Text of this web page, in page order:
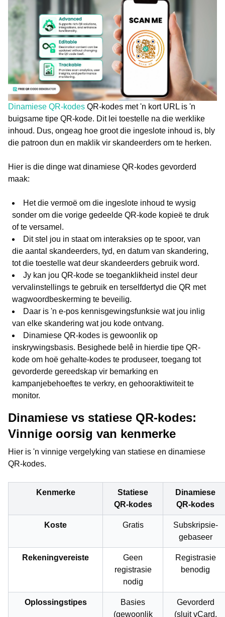
Dinamiese QR-kodes QR-kodes met 'n kort URL is 'n
buigsame tipe QR-kode. Dit lei toestelle na die werklike
inhoud. Dus, ongeag hoe groot die ingeslote inhoud is, bly
die patroon dun en maklik vir skandeerders om te herken.
Hier is die dinge wat dinamiese QR-kodes gevorderd
maak:
Het die vermoë om die ingeslote inhoud te wysig
sonder om die vorige gedeelde QR-kode kopieë te druk
of te versamel.
Dit stel jou in staat om interaksies op te spoor, van
die aantal skandeerders, tyd, en datum van skandering,
tot die toestelle wat deur skandeerders gebruik word.
Jy kan jou QR-kode se toeganklikheid instel deur
vervalinstellings te gebruik en terselfdertyd die QR met
wagwoordbeskerming te beveilig.
Daar is 'n e-pos kennisgewingsfunksie wat jou inlig
van elke skandering wat jou kode ontvang.
Dinamiese QR-kodes is gewoonlik op
inskrywingsbasis. Besighede belê in hierdie tipe QR-
kode om hoë gehalte-kodes te produseer, toegang tot
gevorderde gereedskap vir bemarking en
kampanjebehoeftes te verkry, en gehooraktiwiteit te
monitor.
Dinamiese vs statiese QR-kodes:
Vinnige oorsig van kenmerke
Hier is 'n vinnige vergelyking van statiese en dinamiese
QR-kodes.
Kenmerke
Statiese
QR-kodes
Dinamiese
QR-kodes
Koste Gratis
Subskripsie-
gebaseer
Rekeningvereiste
Geen
registrasie
nodig
Registrasie
benodig
Oplossingstipes
Basies
(gewoonlik
Gevorderd
(sluit vCard,